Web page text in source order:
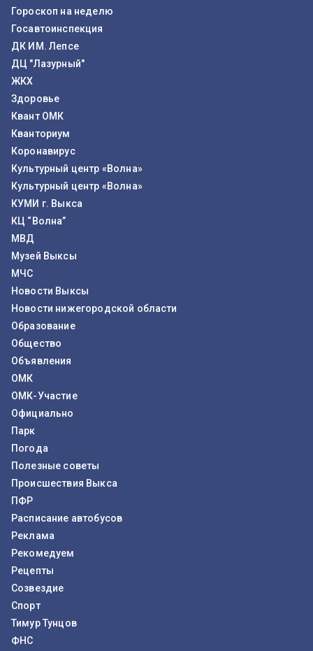
Гороскоп на неделю
Госавтоинспекция
ДК ИМ. Лепсе
ДЦ "Лазурный"
ЖКХ
Здоровье
Квант ОМК
Кванториум
Коронавирус
Культурный центр «Волна»
Культурный центр «Волна»
КУМИ г. Выкса
КЦ “Волна”
МВД
Музей Выксы
МЧС
Новости Выксы
Новости нижегородской области
Образование
Общество
Объявления
ОМК
ОМК-Участие
Официально
Парк
Погода
Полезные советы
Происшествия Выкса
ПФР
Расписание автобусов
Реклама
Рекомедуем
Рецепты
Созвездие
Спорт
Тимур Тунцов
ФНС